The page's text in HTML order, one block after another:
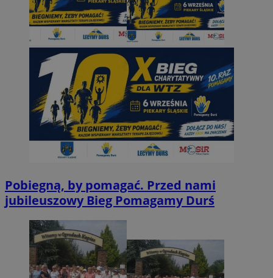
Pobiegną, by pomagać. Przed nami
jubileuszowy Bieg Pomagamy Durś